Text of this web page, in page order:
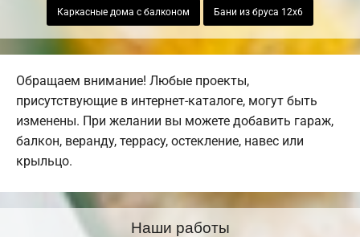
Каркасные дома с балконом Бани из бруса 12х6
Обращаем внимание! Любые проекты,
присутствующие в интернет-каталоге, могут быть
изменены. При желании вы можете добавить гараж,
балкон, веранду, террасу, остекление, навес или
крыльцо.
Наши работы